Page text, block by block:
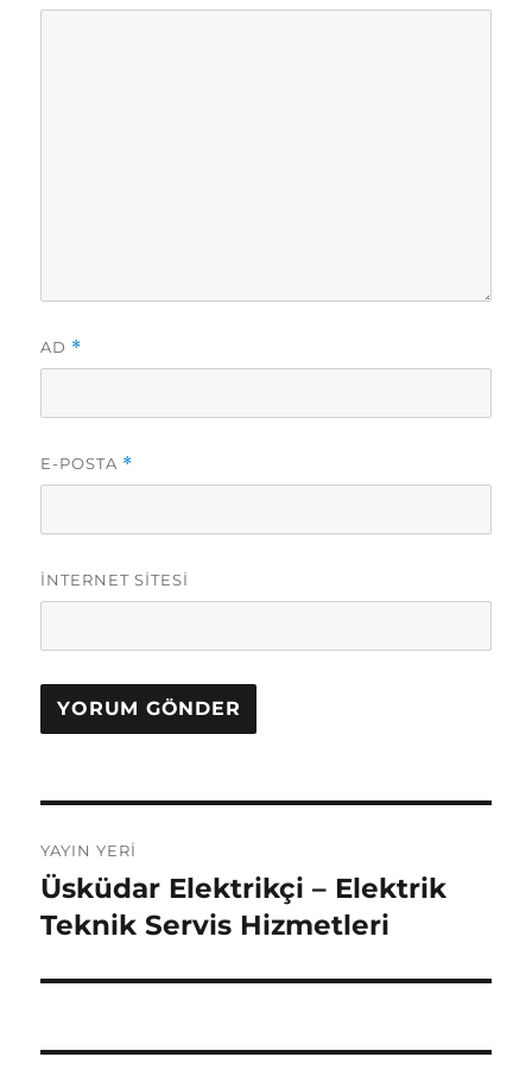
AD *
E-POSTA *
İNTERNET SITESI
gezinmesi
YAYIN YERI
Üsküdar Elektrikçi – Elektrik
Teknik Servis Hizmetleri